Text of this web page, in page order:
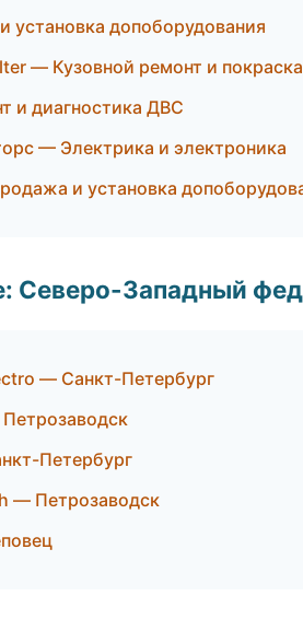
допоборудования
— Кузовной ремонт и покраска
и диагностика ДВС
— Электрика и электроника
и установка
Северо-Западный
— Санкт-Петербург
Петербург
— Петрозаводск